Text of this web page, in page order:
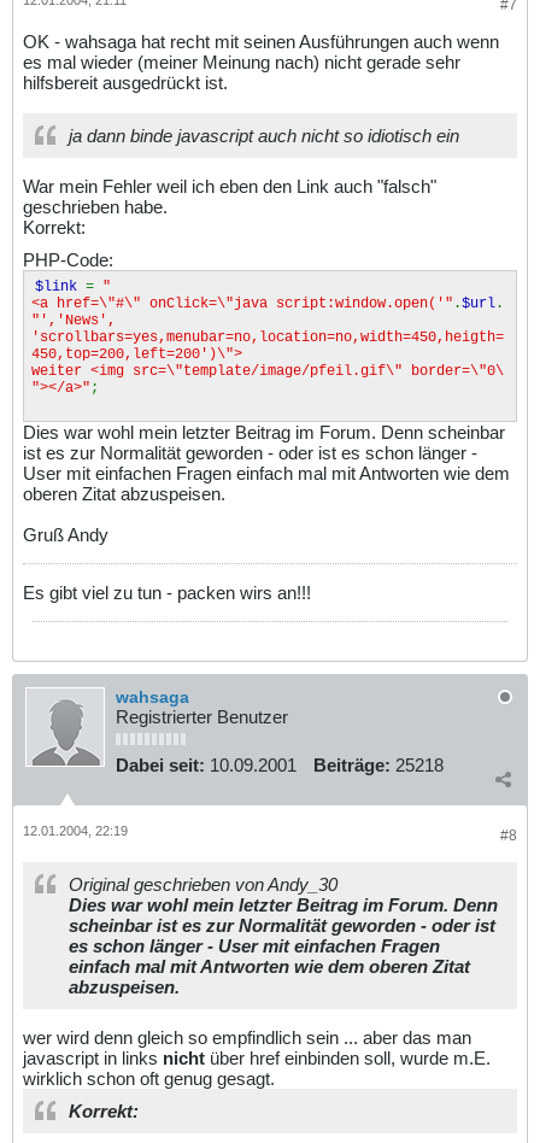
#7
OK - wahsaga hat recht mit seinen Ausführungen auch wenn
es mal wieder (meiner Meinung nach) nicht gerade sehr
hilfsbereit ausgedrückt ist.
ja dann binde javascript auch nicht so idiotisch ein
War mein Fehler weil ich eben den Link auch "falsch"
geschrieben habe.
Korrekt:
PHP-Code:
$link = "
<a href=\"#\" onClick=\"java script:window.open('" .$url .
"','News',
'scrollbars=yes,menubar=no,location=no,width=450,heigth=
450,top=200,left=200')\">
weiter <img src=\"template/image/pfeil.gif\" border=\"0\
"></a>" ;
Dies war wohl mein letzter Beitrag im Forum. Denn scheinbar
ist es zur Normalität geworden - oder ist es schon länger -
User mit einfachen Fragen einfach mal mit Antworten wie dem
oberen Zitat abzuspeisen.
Gruß Andy
Es gibt viel zu tun - packen wirs an!!!
wahsaga
Registrierter Benutzer
Dabei seit: 10.09.2001 Beiträge: 25218
#8
12.01.2004, 22:19
Original geschrieben von Andy_30
Dies war wohl mein letzter Beitrag im Forum. Denn
scheinbar ist es zur Normalität geworden - oder ist
es schon länger - User mit einfachen Fragen
einfach mal mit Antworten wie dem oberen Zitat
abzuspeisen.
wer wird denn gleich so empfindlich sein ... aber das man
javascript in links nicht über href einbinden soll, wurde m.E.
wirklich schon oft genug gesagt.
Korrekt: